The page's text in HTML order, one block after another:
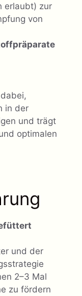
erlaubt) zur
von
in der
und trägt
optimalen
und der
2–3 Mal
zu fördern